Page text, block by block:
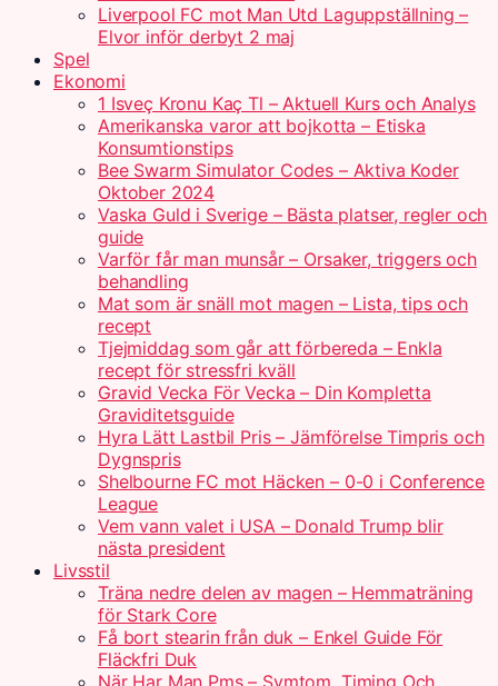
Liverpool FC mot Man Utd Laguppställning –
Elvor inför derbyt 2 maj
Spel
Ekonomi
1 Isveç Kronu Kaç Tl – Aktuell Kurs och Analys
Amerikanska varor att bojkotta – Etiska
Konsumtionstips
Bee Swarm Simulator Codes – Aktiva Koder
Oktober 2024
Vaska Guld i Sverige – Bästa platser, regler och
guide
Varför får man munsår – Orsaker, triggers och
behandling
Mat som är snäll mot magen – Lista, tips och
recept
Tjejmiddag som går att förbereda – Enkla
recept för stressfri kväll
Gravid Vecka För Vecka – Din Kompletta
Graviditetsguide
Hyra Lätt Lastbil Pris – Jämförelse Timpris och
Dygnspris
Shelbourne FC mot Häcken – 0-0 i Conference
League
Vem vann valet i USA – Donald Trump blir
nästa president
Livsstil
Träna nedre delen av magen – Hemmaträning
för Stark Core
Få bort stearin från duk – Enkel Guide För
Fläckfri Duk
När Har Man Pms – Symtom, Timing Och